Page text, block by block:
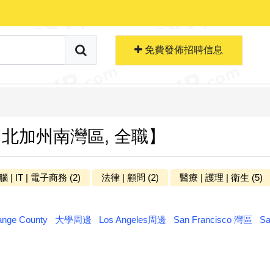
免費發佈招聘信息
免費生成簡歷
加州南灣區, 全職】
| IT | 電子商務 (2) 法律 | 顧問 (2) 醫療 | 護理 | 衛生 (5)
County 大學周邊 Los Angeles周邊 San Francisco 灣區